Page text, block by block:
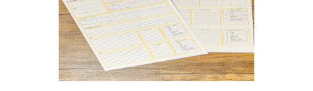
Organisation
Teachcollab